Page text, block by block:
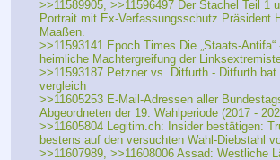
>>11589905, >>11596497 Der Stachel Teil 1
Portrait mit Ex-Verfassungsschutz Präsident
Maaßen.
>>11593141 Epoch Times Die „Staats-Antifa“
heimliche Machtergreifung der
>>11593187 Petzner vs. Ditfurth - Ditfurth bat
vergleich
>>11605253 E-Mail-Adressen aller
Abgeordneten der 19. Wahlperiode (2017 -
>>11605804 Legitim.ch: Insider bestätigen:
bestens auf den versuchten Wahl-Diebstahl
>>11607989, >>11608006 Assad: Westliche